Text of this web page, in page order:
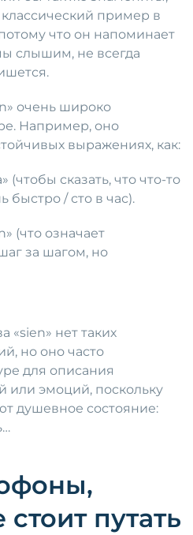
классический пример в
что он напоминает
слышим, не всегда
очень широко
Например, оно
выражениях, как:
(чтобы сказать, что что-то
быстро / сто в час).
(что означает
за шагом, но
«sien» нет таких
но оно часто
для описания
эмоций, поскольку
душевное состояние:
путать